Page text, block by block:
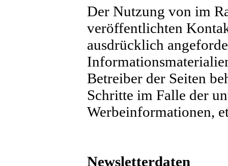
Der Nutzung von im
veröffentlichten
ausdrücklich
Betreiber der Seiten
Schritte im Falle der
Werbeinformationen,
Newsletterdaten